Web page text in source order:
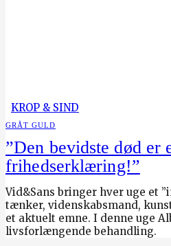
KROP & SIND
GRÅT GULD
”Den bevidste død er
frihedserklæring!”
Vid&Sans bringer hver uge et
tænker, videnskabsmand,
et aktuelt emne. I denne uge
livsforlængende behandling.